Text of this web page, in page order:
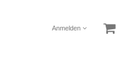
Anmelden